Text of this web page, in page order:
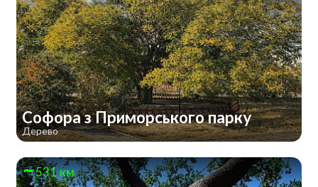
Софора з Приморського парку
Дерево
531 км